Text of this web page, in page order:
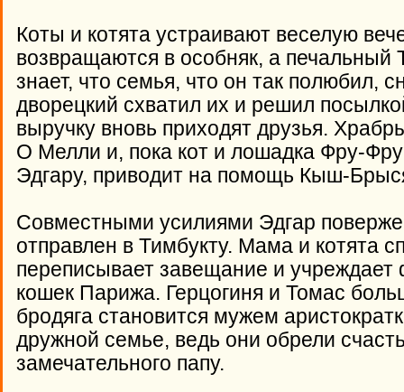
Коты и котята устраивают веселую
возвращаются в особняк, а печальный
знает, что семья, что он так полюбил,
дворецкий схватил их и решил
выручку вновь приходят друзья.
О Мелли и, пока кот и лошадка Фру-
Эдгару, приводит на помощь Кыш-
Совместными усилиями Эдгар
отправлен в Тимбукту. Мама и котята
переписывает завещание и
кошек Парижа. Герцогиня и Томас
бродяга становится мужем
дружной семье, ведь они обрели
замечательного папу.